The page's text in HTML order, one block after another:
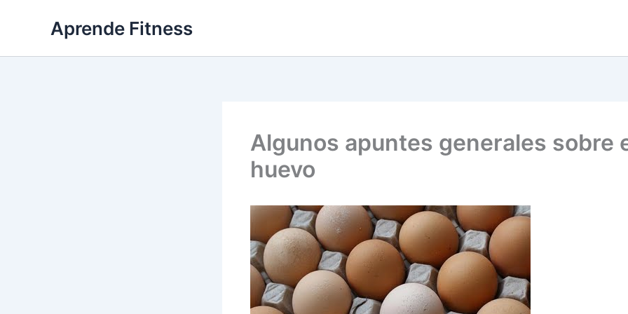
Aprende Fitness
Algunos apuntes generales sobre
huevo